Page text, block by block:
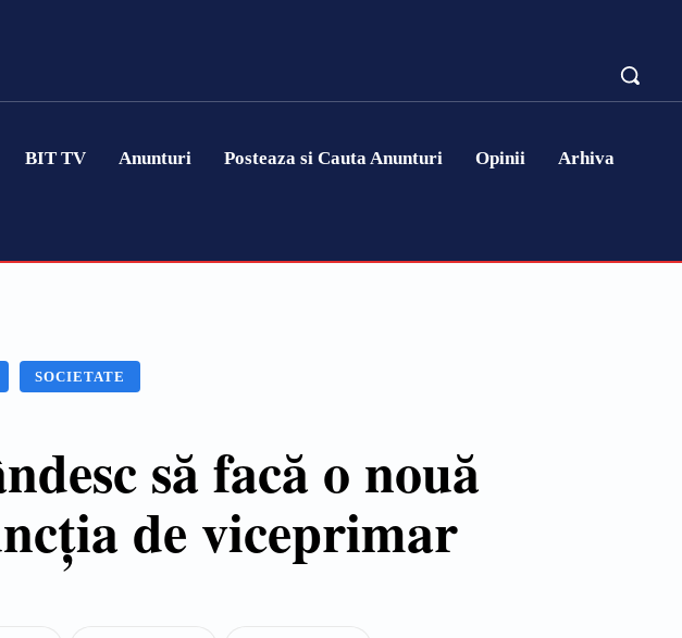
BIT TV Anunturi Posteaza si Cauta Anunturi Opinii Arhiva
SOCIETATE
să facă o nouă
de viceprimar